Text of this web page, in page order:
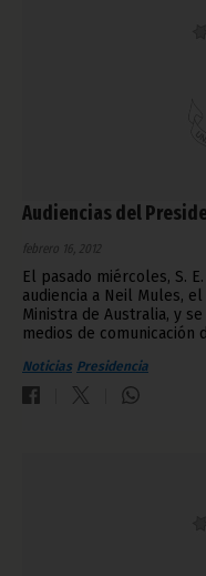
Audiencias del
febrero 16, 2012
El pasado miércoles, S.
audiencia a Neil Mules,
Ministra de Australia, y
medios de comunicación
Noticias Presidencia